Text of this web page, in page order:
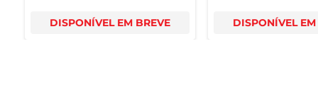
DISPONÍVEL EM BREVE DISPONÍVEL EM